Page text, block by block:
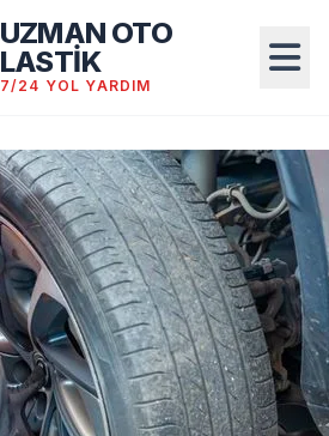
UZMAN OTO
LASTİK
7/24 YOL YARDIM